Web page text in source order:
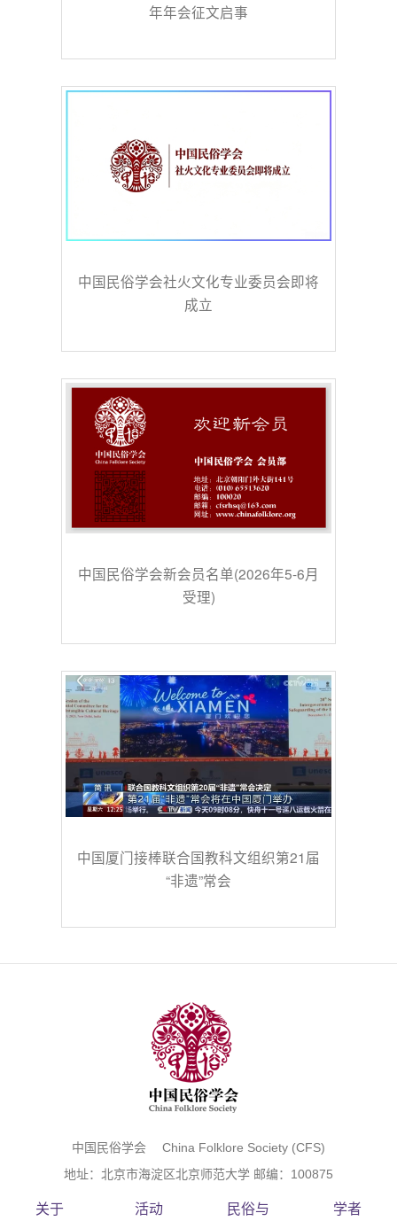
年年会征文启事
中国民俗学会社火文化专业委员会即将
成立
中国民俗学会新会员名单(2026年5-6月
受理)
中国厦门接棒联合国教科文组织第21届
“非遗”常会
中国民俗学会 China Folklore Society (CFS)
地址：北京市海淀区北京师范大学 邮编：100875
关于 活动 民俗与 学者